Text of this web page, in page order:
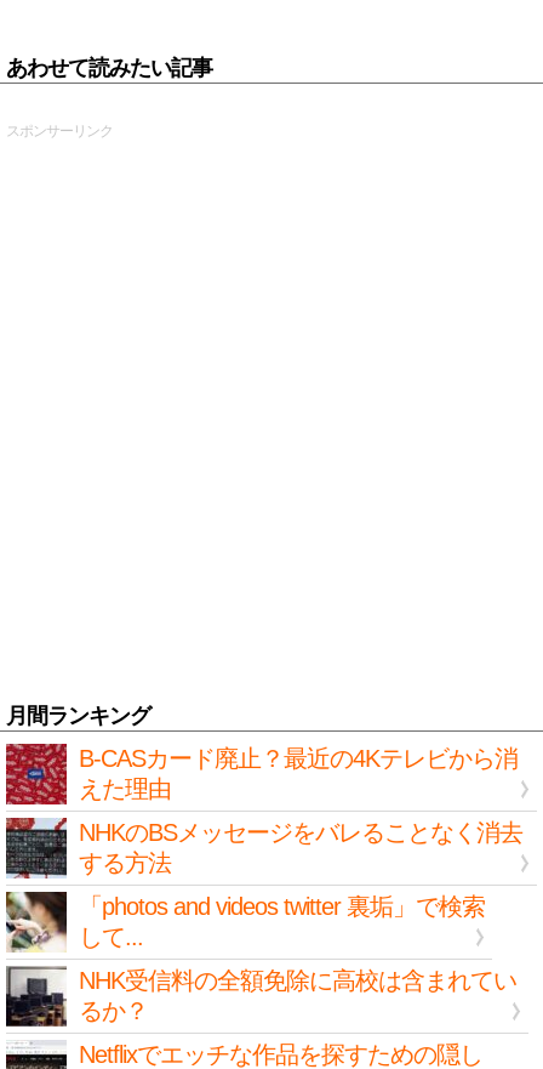
あわせて読みたい記事
スポンサーリンク
月間ランキング
B-CASカード廃止？最近の4Kテレビから消
えた理由
NHKのBSメッセージをバレることなく消去
する方法
「photos and videos twitter 裏垢」で検索
して...
NHK受信料の全額免除に高校は含まれてい
るか？
Netflixでエッチな作品を探すための隠し